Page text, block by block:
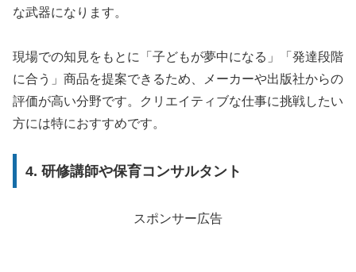
な武器になります。
現場での知見をもとに「子どもが夢中になる」「発達段階
に合う」商品を提案できるため、メーカーや出版社からの
評価が高い分野です。クリエイティブな仕事に挑戦したい
方には特におすすめです。
4. 研修講師や保育コンサルタント
スポンサー広告